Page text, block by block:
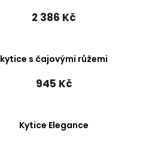
2 386 Kč
kytice s čajovými růžemi
945 Kč
Kytice Elegance